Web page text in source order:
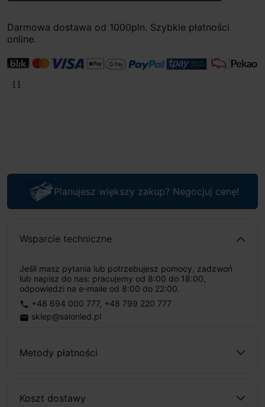
Darmowa dostawa od 1000pln. Szybkie płatności
online.
Planujesz większy zakup? Negocjuj cenę!
Wsparcie techniczne
Jeśli masz pytania lub potrzebujesz pomocy, zadzwoń
lub napisz do nas: pracujemy od 8:00 do 18:00,
odpowiedzi na e-maile od 8:00 do 22:00.
phone +48 694 000 777, +48 799 220 777
email sklep@salonled.pl
Metody płatności
Koszt dostawy